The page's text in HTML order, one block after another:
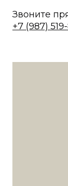
Звоните
+7 (987)